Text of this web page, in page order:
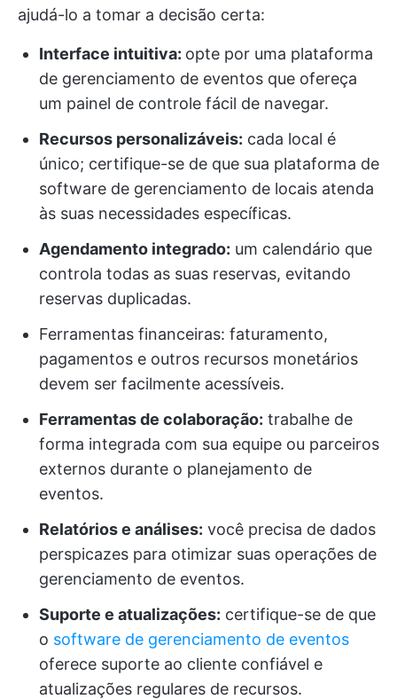
ajudá-lo a tomar a decisão certa:
Interface intuitiva: opte por uma plataforma
de gerenciamento de eventos que ofereça
um painel de controle fácil de navegar.
Recursos personalizáveis: cada local é
único; certifique-se de que sua plataforma de
software de gerenciamento de locais atenda
às suas necessidades específicas.
Agendamento integrado: um calendário que
controla todas as suas reservas, evitando
reservas duplicadas.
Ferramentas financeiras: faturamento,
pagamentos e outros recursos monetários
devem ser facilmente acessíveis.
Ferramentas de colaboração: trabalhe de
forma integrada com sua equipe ou parceiros
externos durante o planejamento de
eventos.
Relatórios e análises: você precisa de dados
perspicazes para otimizar suas operações de
gerenciamento de eventos.
Suporte e atualizações: certifique-se de que
o software de gerenciamento de eventos
oferece suporte ao cliente confiável e
atualizações regulares de recursos.